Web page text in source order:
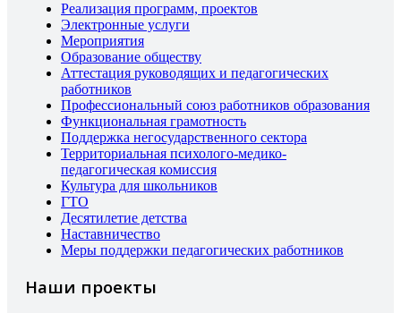
Реализация программ, проектов
Электронные услуги
Мероприятия
Образование обществу
Аттестация руководящих и педагогических
работников
Профессиональный союз работников образования
Функциональная грамотность
Поддержка негосударственного сектора
Территориальная психолого-медико-
педагогическая комиссия
Культура для школьников
ГТО
Десятилетие детства
Наставничество
Меры поддержки педагогических работников
Наши проекты